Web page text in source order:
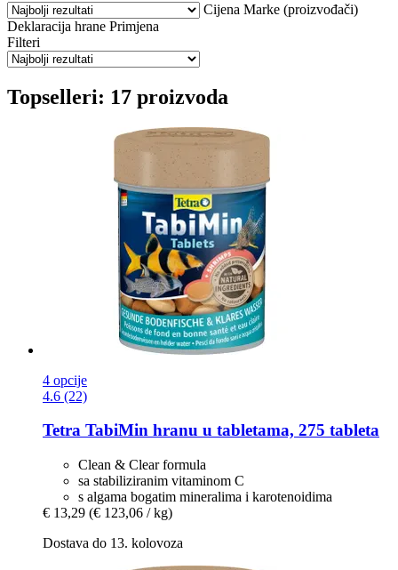
Cijena Marke (proizvođači)
Deklaracija hrane Primjena
Filteri
Topselleri: 17 proizvoda
4 opcije
4.6 (22)
Tetra TabiMin hranu u tabletama, 275 tableta
Clean & Clear formula
sa stabiliziranim vitaminom C
s algama bogatim mineralima i karotenoidima
€ 13,29 (€ 123,06 / kg)
Dostava do 13. kolovoza